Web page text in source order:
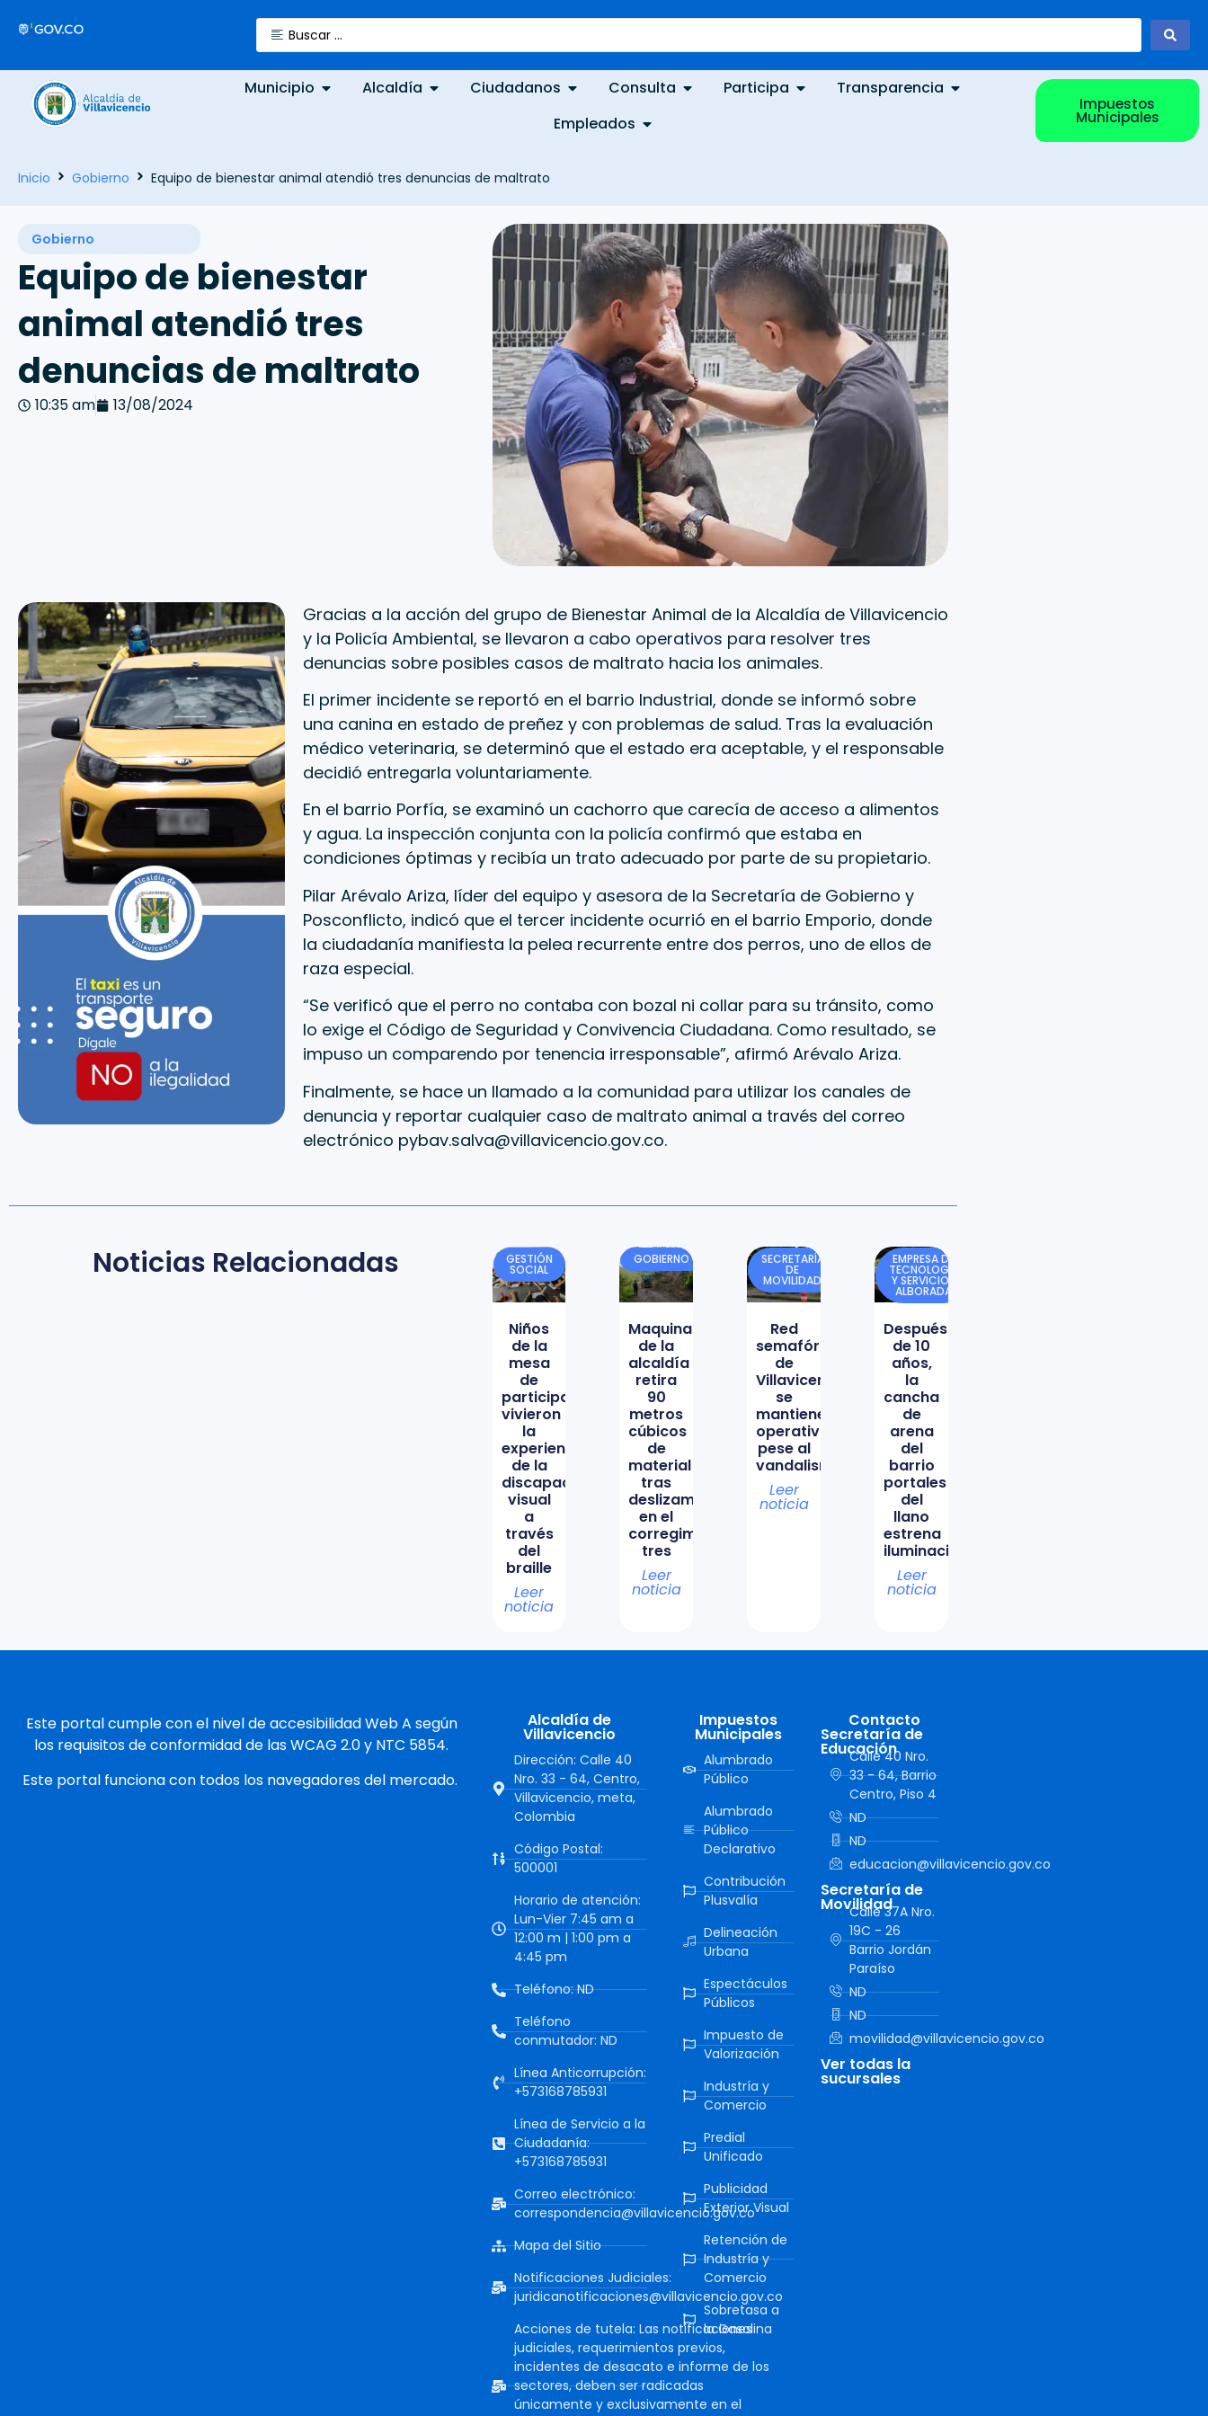
Municipio Alcaldía Ciudadanos Consulta Participa
Transparencia
Empleados
Impuestos
Municipales
Inicio Gobierno Equipo de bienestar animal atendió tres denuncias de maltrato
Gobierno
Equipo de bienestar
animal atendió tres
denuncias de maltrato
10:35 am 13/08/2024
Gracias a la acción del grupo de Bienestar Animal de la Alcaldía de Villavicencio
y la Policía Ambiental, se llevaron a cabo operativos para resolver tres
denuncias sobre posibles casos de maltrato hacia los animales.
El primer incidente se reportó en el barrio Industrial, donde se informó sobre
una canina en estado de preñez y con problemas de salud. Tras la evaluación
médico veterinaria, se determinó que el estado era aceptable, y el responsable
decidió entregarla voluntariamente.
En el barrio Porfía, se examinó un cachorro que carecía de acceso a alimentos
y agua. La inspección conjunta con la policía confirmó que estaba en
condiciones óptimas y recibía un trato adecuado por parte de su propietario.
Pilar Arévalo Ariza, líder del equipo y asesora de la Secretaría de Gobierno y
Posconflicto, indicó que el tercer incidente ocurrió en el barrio Emporio, donde
la ciudadanía manifiesta la pelea recurrente entre dos perros, uno de ellos de
raza especial.
“Se verificó que el perro no contaba con bozal ni collar para su tránsito, como
lo exige el Código de Seguridad y Convivencia Ciudadana. Como resultado, se
impuso un comparendo por tenencia irresponsable”, afirmó Arévalo Ariza.
Finalmente, se hace un llamado a la comunidad para utilizar los canales de
denuncia y reportar cualquier caso de maltrato animal a través del correo
electrónico pybav.salva@villavicencio.gov.co.
Noticias Relacionadas GESTIÓN
SOCIAL
Niños
de la
mesa
de
participación
vivieron
la
experiencia
de la
discapacidad
visual
a
través
del
braille
Leer
noticia
GOBIERNO
Maquinaria
de la
alcaldía
retira
90
metros
cúbicos
de
material
tras
deslizamiento
en el
corregimiento
tres
Leer
noticia
SECRETARÍA
DE
MOVILIDAD
Red
semafórica
de
Villavicencio
se
mantiene
operativa
pese al
vandalismo
Leer
noticia
EMPRESA DE
TECNOLOGÍA
Y SERVICIOS
ALBORADA
Después
de 10
años,
la
cancha
de
arena
del
barrio
portales
del
llano
estrena
iluminación
Leer
noticia
Este portal cumple con el nivel de accesibilidad Web A según
los requisitos de conformidad de las WCAG 2.0 y NTC 5854.
Este portal funciona con todos los navegadores del mercado.
Alcaldía de
Villavicencio
Dirección: Calle 40
Nro. 33 - 64, Centro,
Villavicencio, meta,
Colombia
Código Postal:
500001
Horario de atención:
Lun-Vier 7:45 am a
12:00 m | 1:00 pm a
4:45 pm
Teléfono: ND
Teléfono
conmutador: ND
Línea Anticorrupción:
+573168785931
Línea de Servicio a la
Ciudadanía:
+573168785931
Correo electrónico:
correspondencia@villavicencio.gov.co
Mapa del Sitio
Notificaciones Judiciales:
juridicanotificaciones@villavicencio.gov.co
Acciones de tutela: Las notificaciones
judiciales, requerimientos previos,
incidentes de desacato e informe de los
sectores, deben ser radicadas
únicamente y exclusivamente en el
Impuestos
Municipales
Alumbrado
Público
Alumbrado
Público
Declarativo
Contribución
Plusvalía
Delineación
Urbana
Espectáculos
Públicos
Impuesto de
Valorización
Industría y
Comercio
Predial
Unificado
Publicidad
Exterior Visual
Retención de
Industría y
Comercio
Sobretasa a
la Gasolina
Contacto
Secretaría de
Educación
Calle 40 Nro.
33 - 64, Barrio
Centro, Piso 4
ND
ND
educacion@villavicencio.gov.co
Secretaría de
Movilidad
Calle 37A Nro.
19C - 26
Barrio Jordán
Paraíso
ND
ND
movilidad@villavicencio.gov.co
Ver todas la
sucursales